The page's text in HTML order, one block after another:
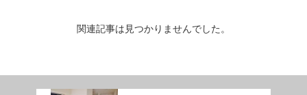
関連記事は見つかりませんでした。